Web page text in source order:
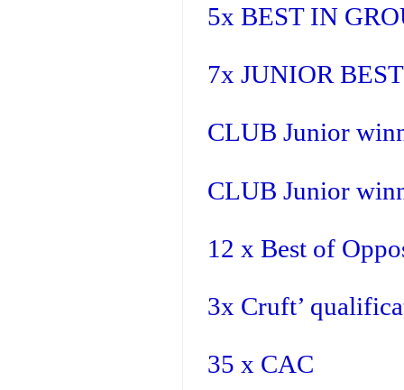
5x BEST IN
7x JUNIOR
CLUB Junior
CLUB Junior
12 x Best of
3x Cruft’
35 x CAC